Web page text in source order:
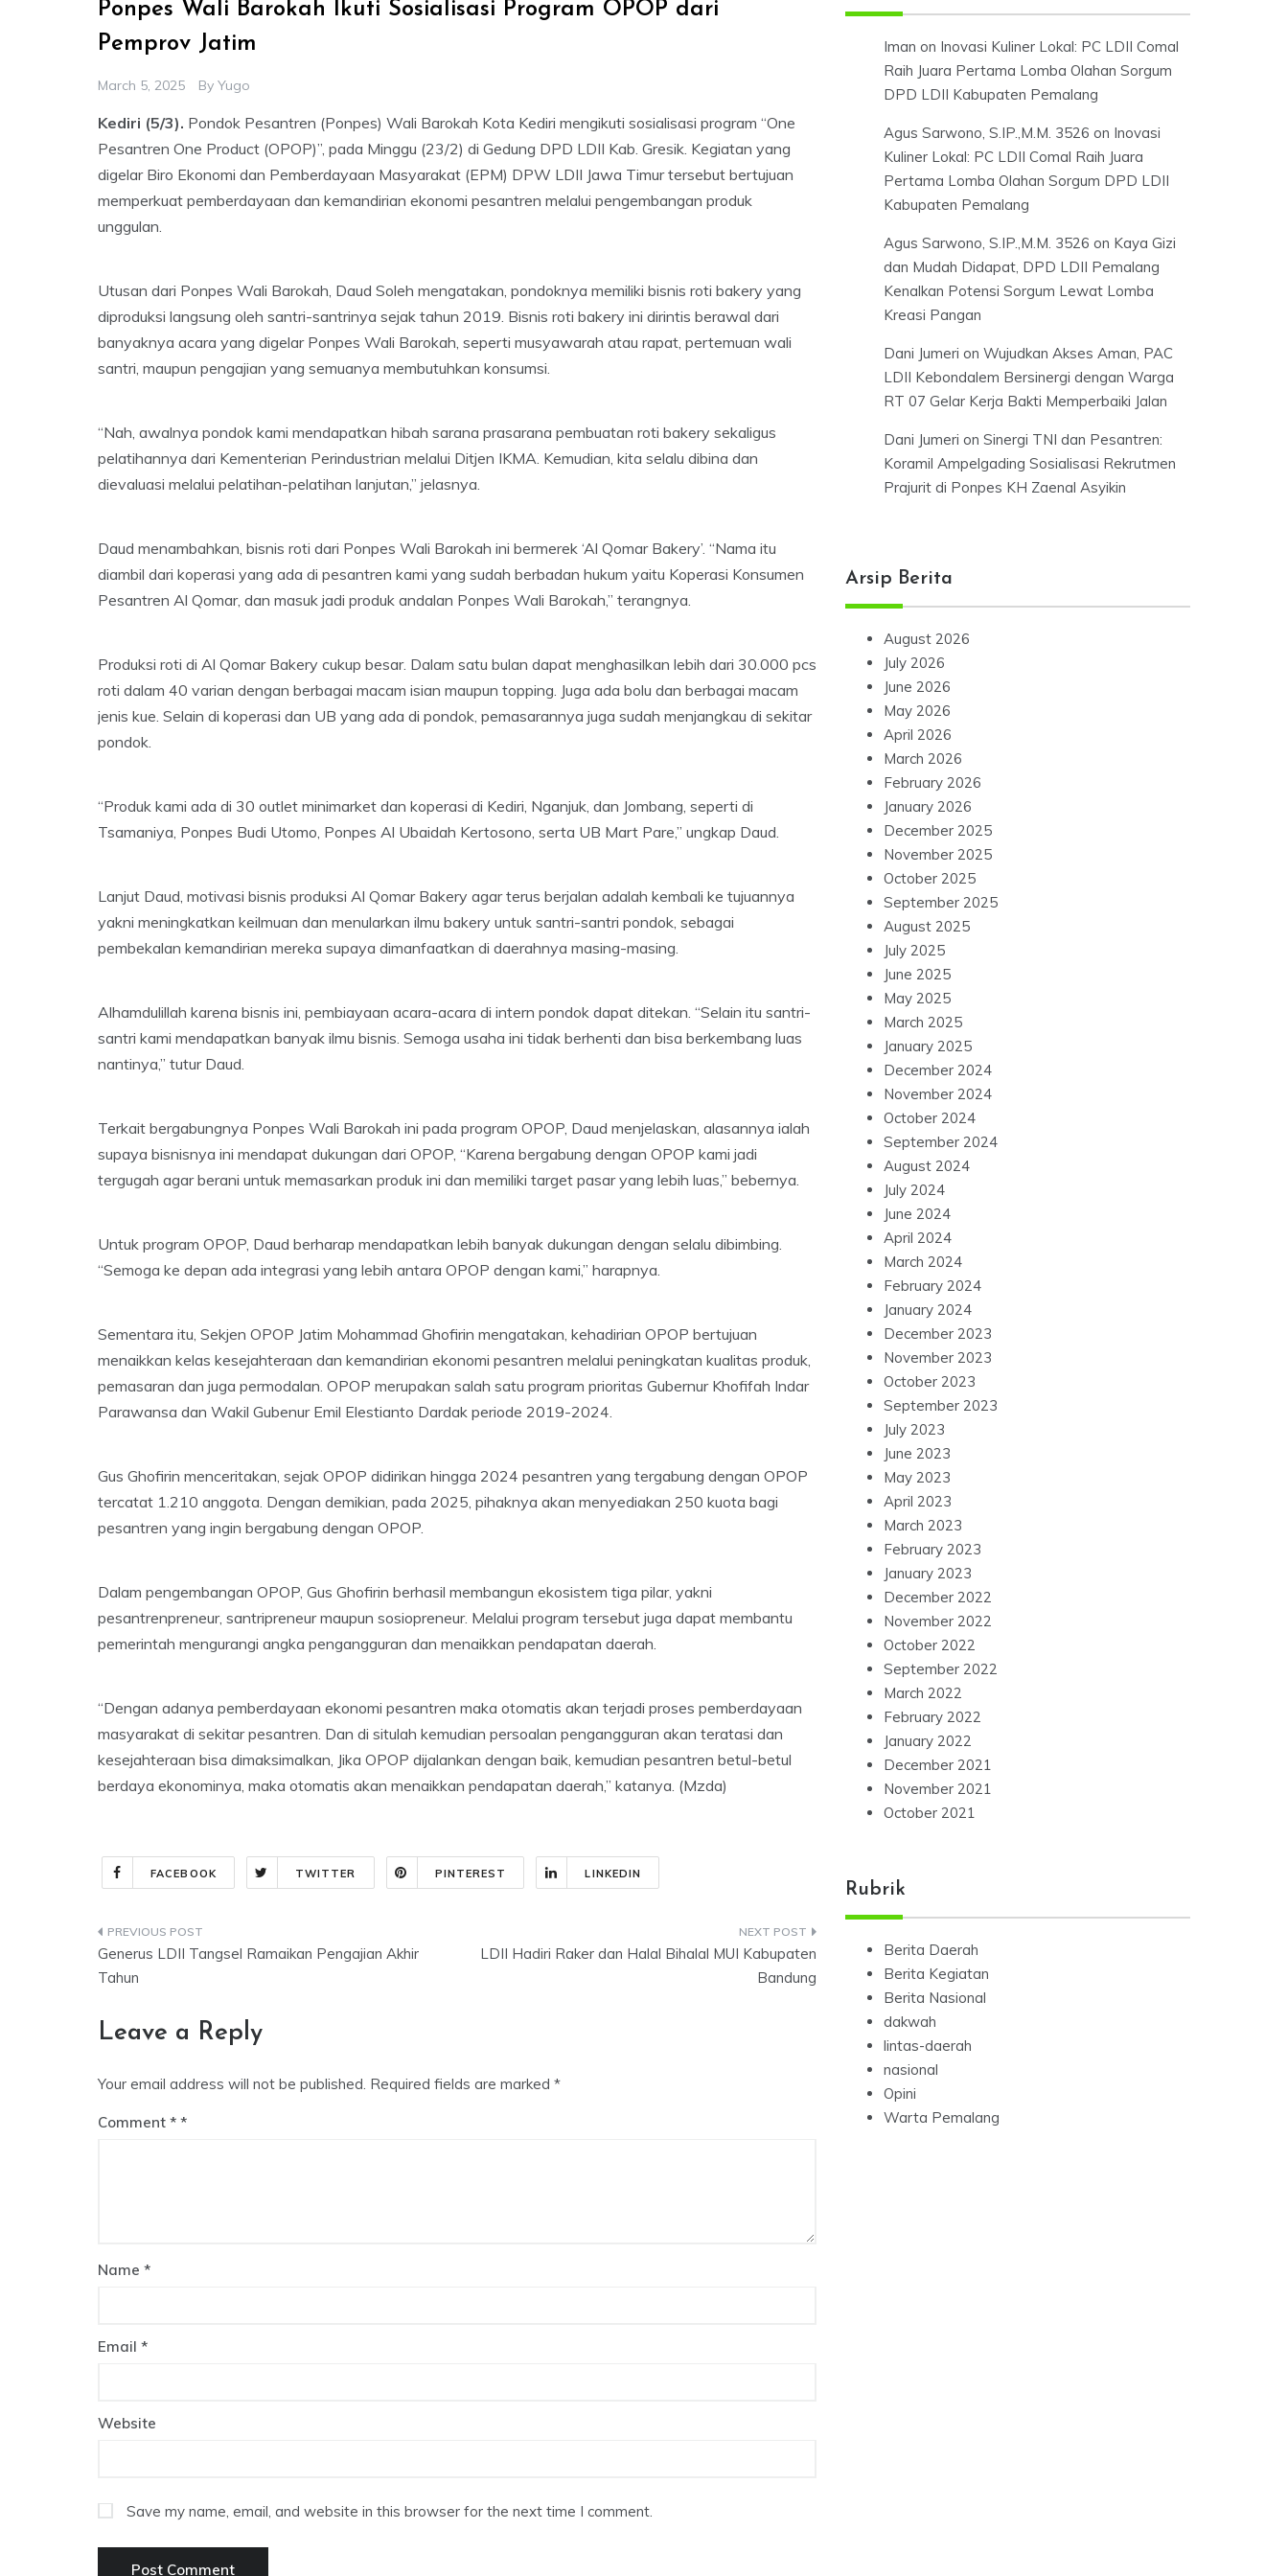
Ponpes Wali Barokah Ikuti Sosialisasi Program OPOP dari
Pemprov Jatim
March 5, 2025 By Yugo
Kediri (5/3). Pondok Pesantren (Ponpes) Wali Barokah Kota Kediri mengikuti sosialisasi program “One
Pesantren One Product (OPOP)”, pada Minggu (23/2) di Gedung DPD LDII Kab. Gresik. Kegiatan yang
digelar Biro Ekonomi dan Pemberdayaan Masyarakat (EPM) DPW LDII Jawa Timur tersebut bertujuan
memperkuat pemberdayaan dan kemandirian ekonomi pesantren melalui pengembangan produk
unggulan.
Utusan dari Ponpes Wali Barokah, Daud Soleh mengatakan, pondoknya memiliki bisnis roti bakery yang
diproduksi langsung oleh santri-santrinya sejak tahun 2019. Bisnis roti bakery ini dirintis berawal dari
banyaknya acara yang digelar Ponpes Wali Barokah, seperti musyawarah atau rapat, pertemuan wali
santri, maupun pengajian yang semuanya membutuhkan konsumsi.
“Nah, awalnya pondok kami mendapatkan hibah sarana prasarana pembuatan roti bakery sekaligus
pelatihannya dari Kementerian Perindustrian melalui Ditjen IKMA. Kemudian, kita selalu dibina dan
dievaluasi melalui pelatihan-pelatihan lanjutan,” jelasnya.
Daud menambahkan, bisnis roti dari Ponpes Wali Barokah ini bermerek ‘Al Qomar Bakery’. “Nama itu
diambil dari koperasi yang ada di pesantren kami yang sudah berbadan hukum yaitu Koperasi Konsumen
Pesantren Al Qomar, dan masuk jadi produk andalan Ponpes Wali Barokah,” terangnya.
Produksi roti di Al Qomar Bakery cukup besar. Dalam satu bulan dapat menghasilkan lebih dari 30.000 pcs
roti dalam 40 varian dengan berbagai macam isian maupun topping. Juga ada bolu dan berbagai macam
jenis kue. Selain di koperasi dan UB yang ada di pondok, pemasarannya juga sudah menjangkau di sekitar
pondok.
“Produk kami ada di 30 outlet minimarket dan koperasi di Kediri, Nganjuk, dan Jombang, seperti di
Tsamaniya, Ponpes Budi Utomo, Ponpes Al Ubaidah Kertosono, serta UB Mart Pare,” ungkap Daud.
Lanjut Daud, motivasi bisnis produksi Al Qomar Bakery agar terus berjalan adalah kembali ke tujuannya
yakni meningkatkan keilmuan dan menularkan ilmu bakery untuk santri-santri pondok, sebagai
pembekalan kemandirian mereka supaya dimanfaatkan di daerahnya masing-masing.
Alhamdulillah karena bisnis ini, pembiayaan acara-acara di intern pondok dapat ditekan. “Selain itu santri-
santri kami mendapatkan banyak ilmu bisnis. Semoga usaha ini tidak berhenti dan bisa berkembang luas
nantinya,” tutur Daud.
Terkait bergabungnya Ponpes Wali Barokah ini pada program OPOP, Daud menjelaskan, alasannya ialah
supaya bisnisnya ini mendapat dukungan dari OPOP, “Karena bergabung dengan OPOP kami jadi
tergugah agar berani untuk memasarkan produk ini dan memiliki target pasar yang lebih luas,” bebernya.
Untuk program OPOP, Daud berharap mendapatkan lebih banyak dukungan dengan selalu dibimbing.
“Semoga ke depan ada integrasi yang lebih antara OPOP dengan kami,” harapnya.
Sementara itu, Sekjen OPOP Jatim Mohammad Ghofirin mengatakan, kehadirian OPOP bertujuan
menaikkan kelas kesejahteraan dan kemandirian ekonomi pesantren melalui peningkatan kualitas produk,
pemasaran dan juga permodalan. OPOP merupakan salah satu program prioritas Gubernur Khofifah Indar
Parawansa dan Wakil Gubenur Emil Elestianto Dardak periode 2019-2024.
Gus Ghofirin menceritakan, sejak OPOP didirikan hingga 2024 pesantren yang tergabung dengan OPOP
tercatat 1.210 anggota. Dengan demikian, pada 2025, pihaknya akan menyediakan 250 kuota bagi
pesantren yang ingin bergabung dengan OPOP.
Dalam pengembangan OPOP, Gus Ghofirin berhasil membangun ekosistem tiga pilar, yakni
pesantrenpreneur, santripreneur maupun sosiopreneur. Melalui program tersebut juga dapat membantu
pemerintah mengurangi angka pengangguran dan menaikkan pendapatan daerah.
“Dengan adanya pemberdayaan ekonomi pesantren maka otomatis akan terjadi proses pemberdayaan
masyarakat di sekitar pesantren. Dan di situlah kemudian persoalan pengangguran akan teratasi dan
kesejahteraan bisa dimaksimalkan, Jika OPOP dijalankan dengan baik, kemudian pesantren betul-betul
berdaya ekonominya, maka otomatis akan menaikkan pendapatan daerah,” katanya. (Mzda)
FACEBOOK TWITTER PINTEREST LINKEDIN
Post
navigation
Generus LDII Tangsel Ramaikan Pengajian Akhir
Tahun
LDII Hadiri Raker dan Halal Bihalal MUI Kabupaten
Bandung
Leave a Reply
Your email address will not be published. Required fields are marked *
Comment *
Name *
Email *
Website
Save my name, email, and website in this browser for the next time I comment.
Iman on Inovasi Kuliner Lokal: PC LDII Comal
Raih Juara Pertama Lomba Olahan Sorgum
DPD LDII Kabupaten Pemalang
Agus Sarwono, S.IP.,M.M. 3526 on Inovasi
Kuliner Lokal: PC LDII Comal Raih Juara
Pertama Lomba Olahan Sorgum DPD LDII
Kabupaten Pemalang
Agus Sarwono, S.IP.,M.M. 3526 on Kaya Gizi
dan Mudah Didapat, DPD LDII Pemalang
Kenalkan Potensi Sorgum Lewat Lomba
Kreasi Pangan
Dani Jumeri on Wujudkan Akses Aman, PAC
LDII Kebondalem Bersinergi dengan Warga
RT 07 Gelar Kerja Bakti Memperbaiki Jalan
Dani Jumeri on Sinergi TNI dan Pesantren:
Koramil Ampelgading Sosialisasi Rekrutmen
Prajurit di Ponpes KH Zaenal Asyikin
Arsip Berita
August 2026
July 2026
June 2026
May 2026
April 2026
March 2026
February 2026
January 2026
December 2025
November 2025
October 2025
September 2025
August 2025
July 2025
June 2025
May 2025
March 2025
January 2025
December 2024
November 2024
October 2024
September 2024
August 2024
July 2024
June 2024
April 2024
March 2024
February 2024
January 2024
December 2023
November 2023
October 2023
September 2023
July 2023
June 2023
May 2023
April 2023
March 2023
February 2023
January 2023
December 2022
November 2022
October 2022
September 2022
March 2022
February 2022
January 2022
December 2021
November 2021
October 2021
Rubrik
Berita Daerah
Berita Kegiatan
Berita Nasional
dakwah
lintas-daerah
nasional
Opini
Warta Pemalang